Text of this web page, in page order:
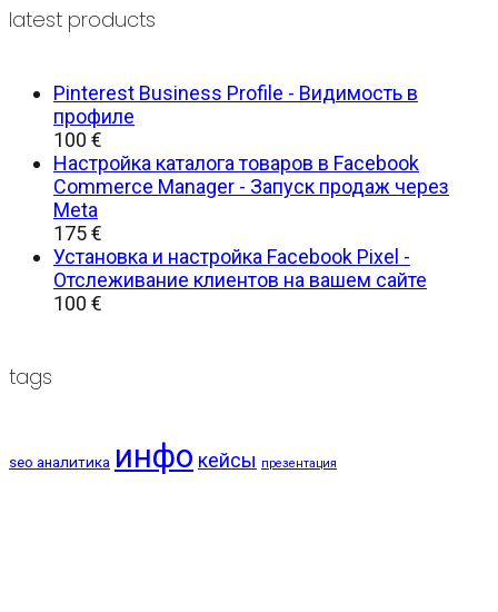
latest products
Pinterest Business Profile - Видимость в
профиле
100 €
Настройка каталога товаров в Facebook
Commerce Manager - Запуск продаж через
Meta
175€
Установка и настройка Facebook Pixel -
Отслеживание клиентов на вашем сайте
100 €
tags
seo аналитика инфо кейсы презентация